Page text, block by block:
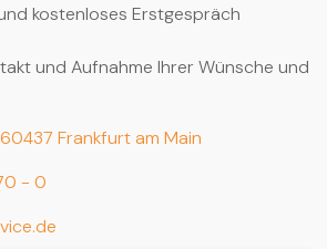
kostenloses Erstgespräch
und Aufnahme Ihrer Wünsche und
Frankfurt am Main
- 0